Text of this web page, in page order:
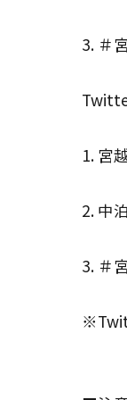
3. ＃
1. 宮
2. 中
3. ＃